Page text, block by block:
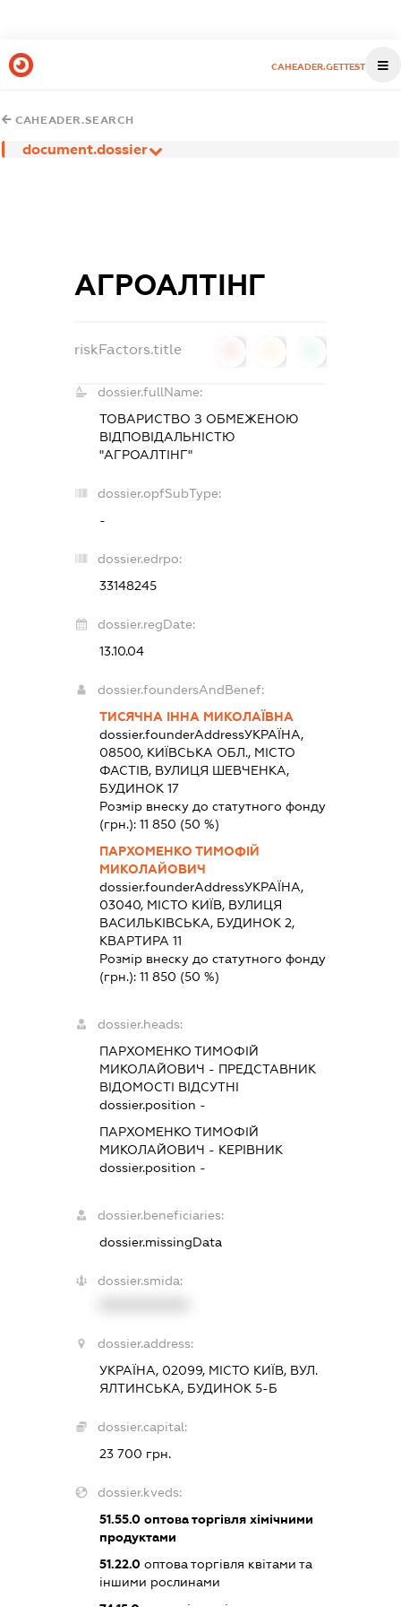
CAHEADER.GETTEST
CAHEADER.SEARCH
document.dossier
АГРОАЛТІНГ
riskFactors.title
dossier.fullName:
ТОВАРИСТВО З ОБМЕЖЕНОЮ
ВІДПОВІДАЛЬНІСТЮ
"АГРОАЛТІНГ"
dossier.opfSubType:
-
dossier.edrpo:
33148245
dossier.regDate:
13.10.04
dossier.foundersAndBenef:
ТИСЯЧНА ІННА МИКОЛАЇВНА
dossier.founderAddressУКРАЇНА,
08500, КИЇВСЬКА ОБЛ., МІСТО
ФАСТІВ, ВУЛИЦЯ ШЕВЧЕНКА,
БУДИНОК 17
Розмір внеску до статутного фонду
(грн.): 11 850 (50 %)
ПАРХОМЕНКО ТИМОФІЙ
МИКОЛАЙОВИЧ
dossier.founderAddressУКРАЇНА,
03040, МІСТО КИЇВ, ВУЛИЦЯ
ВАСИЛЬКІВСЬКА, БУДИНОК 2,
КВАРТИРА 11
Розмір внеску до статутного фонду
(грн.): 11 850 (50 %)
dossier.heads:
ПАРХОМЕНКО ТИМОФІЙ
МИКОЛАЙОВИЧ - ПРЕДСТАВНИК
ВІДОМОСТІ ВІДСУТНІ
dossier.position -
ПАРХОМЕНКО ТИМОФІЙ
МИКОЛАЙОВИЧ - КЕРІВНИК
dossier.position -
dossier.beneficiaries:
dossier.missingData
dossier.smida:
dossier.address:
УКРАЇНА, 02099, МІСТО КИЇВ, ВУЛ.
ЯЛТИНСЬКА, БУДИНОК 5-Б
dossier.capital:
23 700 грн.
dossier.kveds:
51.55.0оптова торгівля хімічними
продуктами
51.22.0оптова торгівля квітами та
іншими рослинами